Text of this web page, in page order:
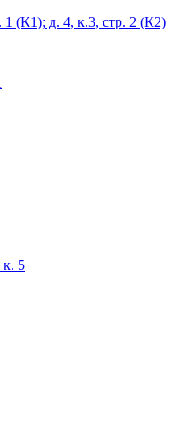
(К1); д. 4, к.3, стр. 2 (К2)
к. 5